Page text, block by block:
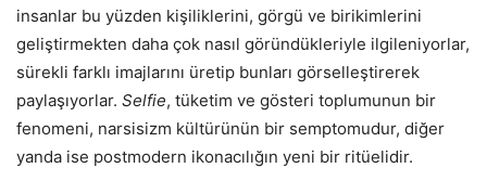
insanlar bu yüzden kişiliklerini, görgü ve birikimlerini
geliştirmekten daha çok nasıl göründükleriyle ilgileniyorlar,
sürekli farklı imajlarını üretip bunları görselleştirerek
paylaşıyorlar. Selfie, tüketim ve gösteri toplumunun bir
fenomeni, narsisizm kültürünün bir semptomudur, diğer
yanda ise postmodern ikonacılığın yeni bir ritüelidir.